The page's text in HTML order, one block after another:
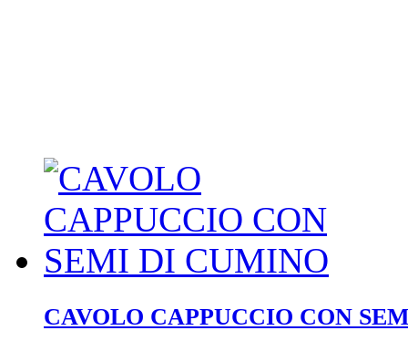
CAVOLO CAPPUCCIO CON